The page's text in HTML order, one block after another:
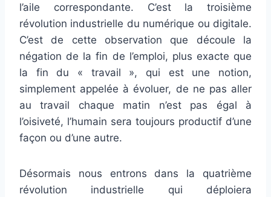
l’aile correspondante. C’est la troisième
révolution industrielle du numérique ou digitale.
C’est de cette observation que découle la
négation de la fin de l’emploi, plus exacte que
la fin du « travail », qui est une notion,
simplement appelée à évoluer, de ne pas aller
au travail chaque matin n’est pas égal à
l’oisiveté, l’humain sera toujours productif d’une
façon ou d’une autre.
Désormais nous entrons dans la quatrième
révolution industrielle qui déploiera